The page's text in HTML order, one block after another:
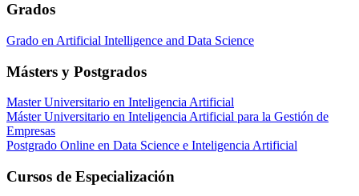
Grados
Grado en Artificial Intelligence and Data Science
Másters y Postgrados
Master Universitario en Inteligencia Artificial
Máster Universitario en Inteligencia Artificial para la Gestión de
Empresas
Postgrado Online en Data Science e Inteligencia Artificial
Cursos de Especialización